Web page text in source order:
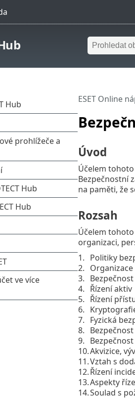
ESET Online
Úvod
Účelem tohoto
Bezpečnostní
na paměti, že
Rozsah
Účelem
organizaci,
Politiky
Řízení aktiv
Řízení
Fyzická
Akvizice,
Vztah s
Řízení
Aspekty
Soulad s